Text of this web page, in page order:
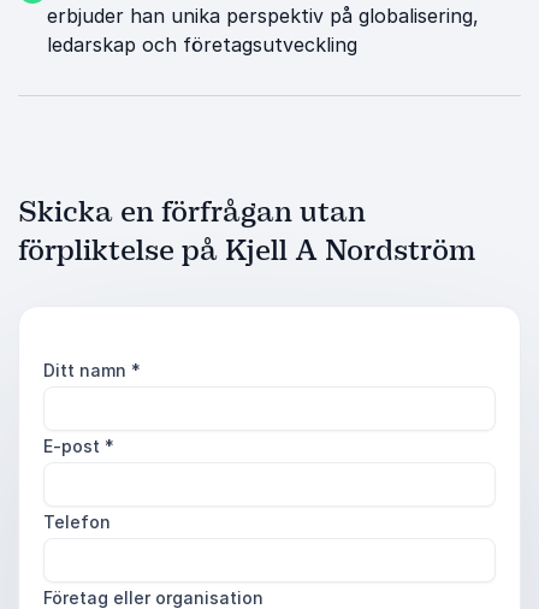
erbjuder han unika perspektiv på globalisering,
ledarskap och företagsutveckling
Skicka en förfrågan utan
förpliktelse på Kjell A Nordström
Ditt namn *
E-post *
Telefon
Företag eller organisation